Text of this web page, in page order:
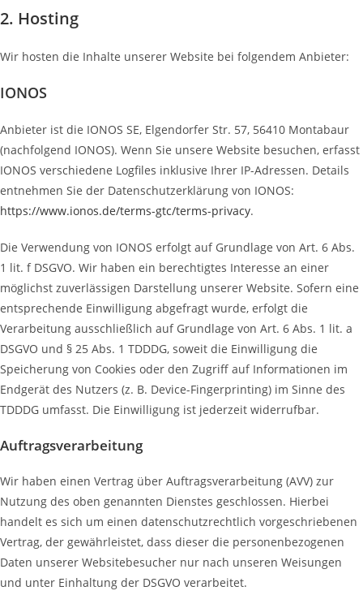
2. Hosting
Wir hosten die Inhalte unserer Website bei folgendem Anbieter:
IONOS
Anbieter ist die IONOS SE, Elgendorfer Str. 57, 56410 Montabaur
(nachfolgend IONOS). Wenn Sie unsere Website besuchen, erfasst
IONOS verschiedene Logfiles inklusive Ihrer IP-Adressen. Details
entnehmen Sie der Datenschutzerklärung von IONOS:
https://www.ionos.de/terms-gtc/terms-privacy.
Die Verwendung von IONOS erfolgt auf Grundlage von Art. 6 Abs.
1 lit. f DSGVO. Wir haben ein berechtigtes Interesse an einer
möglichst zuverlässigen Darstellung unserer Website. Sofern eine
entsprechende Einwilligung abgefragt wurde, erfolgt die
Verarbeitung ausschließlich auf Grundlage von Art. 6 Abs. 1 lit. a
DSGVO und § 25 Abs. 1 TDDDG, soweit die Einwilligung die
Speicherung von Cookies oder den Zugriff auf Informationen im
Endgerät des Nutzers (z. B. Device-Fingerprinting) im Sinne des
TDDDG umfasst. Die Einwilligung ist jederzeit widerrufbar.
Auftragsverarbeitung
Wir haben einen Vertrag über Auftragsverarbeitung (AVV) zur
Nutzung des oben genannten Dienstes geschlossen. Hierbei
handelt es sich um einen datenschutzrechtlich vorgeschriebenen
Vertrag, der gewährleistet, dass dieser die personenbezogenen
Daten unserer Websitebesucher nur nach unseren Weisungen
und unter Einhaltung der DSGVO verarbeitet.